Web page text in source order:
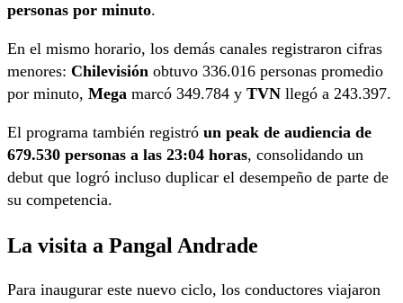
personas por minuto.
En el mismo horario, los demás canales registraron cifras
menores: Chilevisión obtuvo 336.016 personas promedio
por minuto, Mega marcó 349.784 y TVN llegó a 243.397.
El programa también registró un peak de audiencia de
679.530 personas a las 23:04 horas, consolidando un
debut que logró incluso duplicar el desempeño de parte de
su competencia.
La visita a Pangal Andrade
Para inaugurar este nuevo ciclo, los conductores viajaron